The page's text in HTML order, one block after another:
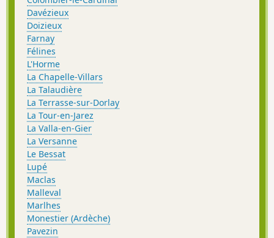
Davézieux
Doizieux
Farnay
Félines
L'Horme
La Chapelle-Villars
La Talaudière
La Terrasse-sur-Dorlay
La Tour-en-Jarez
La Valla-en-Gier
La Versanne
Le Bessat
Lupé
Maclas
Malleval
Marlhes
Monestier (Ardèche)
Pavezin